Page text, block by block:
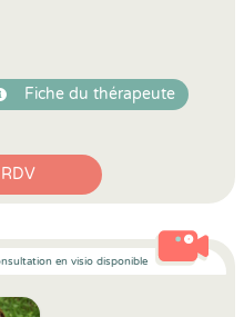
Fiche du thérapeute
en visio disponible